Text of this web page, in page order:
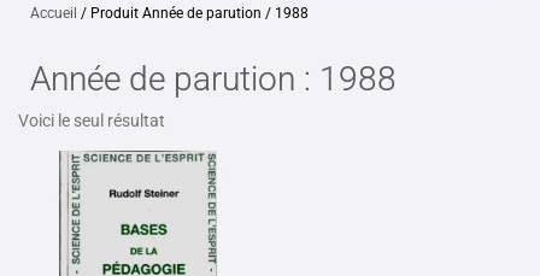
Accueil / Produit Année de parution / 1988
Année de parution : 1988
Voici le seul résultat